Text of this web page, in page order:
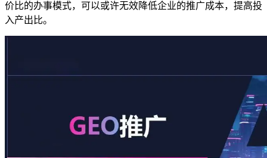
价比的办事模式，可以或许无效降低企业的推广成本，提高投
入产出比。